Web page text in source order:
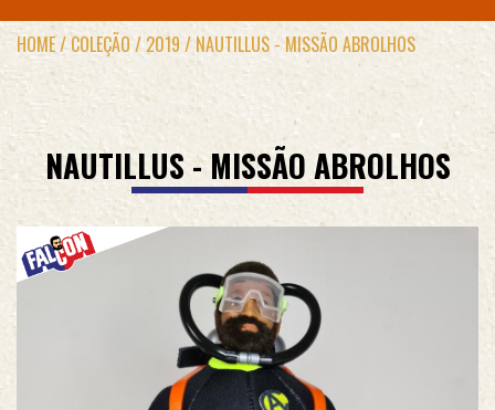
HOME/COLEÇÃO/2019 / NAUTILLUS - MISSÃO ABROLHOS
NAUTILLUS - MISSÃO ABROLHOS